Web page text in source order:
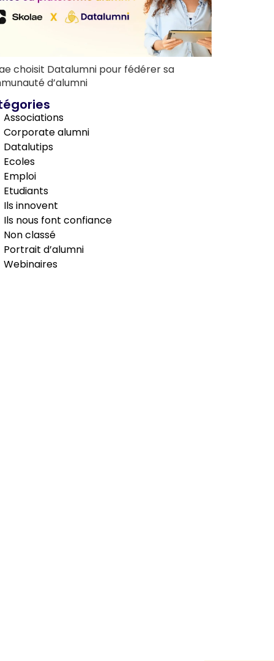
choisit Datalumni pour fédérer sa
d’alumni
Associations
Corporate alumni
Datalutips
Ecoles
Emploi
Etudiants
Ils innovent
Ils nous font confiance
Non classé
Portrait d’alumni
Webinaires